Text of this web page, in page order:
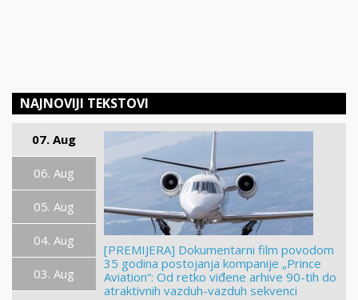
NAJNOVIJI TEKSTOVI
07. Aug
06. Aug
05. Aug
04. Aug
03. Aug
[PREMIJERA] Dokumentarni film povodom
35 godina postojanja kompanije „Prince
Aviation“: Od retko viđene arhive 90-tih do
atraktivnih vazduh-vazduh sekvenci